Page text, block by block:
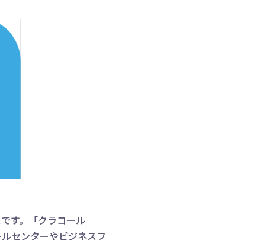
す。「クラコール
センターやビジネスフ